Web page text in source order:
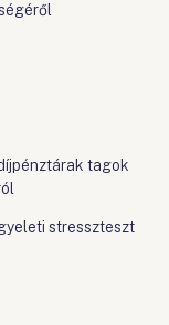
tagok
stresszteszt